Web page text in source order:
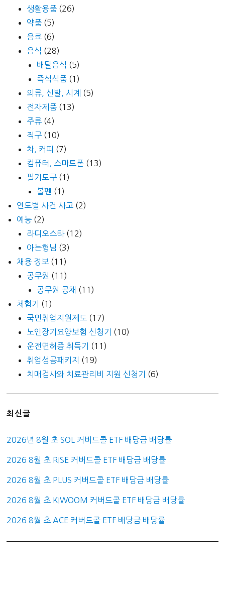
생활용품 (26)
약품 (5)
음료 (6)
음식 (28)
배달음식 (5)
즉석식품 (1)
의류, 신발, 시계 (5)
전자제품 (13)
주류 (4)
직구 (10)
차, 커피 (7)
컴퓨터, 스마트폰 (13)
필기도구 (1)
볼펜 (1)
연도별 사건 사고 (2)
예능 (2)
라디오스타(12)
아는형님 (3)
채용 정보 (11)
공무원 (11)
공무원 공채 (11)
체험기
(1)
국민취업지원제도 (17)
노인장기요양보험 신청기
(10)
운전면허증 취득기
(11)
취업성공패키지
(19)
치매검사와 치료관리비 지원 신청기
(6)
최신글
2026년 8월 초 SOL 커버드콜 ETF 배당금 배당률
2026 8월 초 RISE 커버드콜 ETF 배당금 배당률
2026 8월 초 PLUS 커버드콜 ETF 배당금 배당률
2026 8월 초 KIWOOM 커버드콜 ETF 배당금 배당률
2026 8월 초 ACE 커버드콜 ETF 배당금 배당률